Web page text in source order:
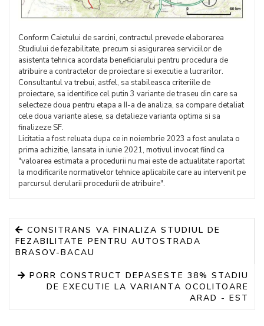
Conform Caietului de sarcini, contractul prevede elaborarea
Studiului de fezabilitate, precum si asigurarea serviciilor de
asistenta tehnica acordata beneficiarului pentru procedura de
atribuire a contractelor de proiectare si executie a lucrarilor.
Consultantul va trebui, astfel, sa stabileasca criteriile de
proiectare, sa identifice cel putin 3 variante de traseu din care sa
selecteze doua pentru etapa a II-a de analiza, sa compare detaliat
cele doua variante alese, sa detalieze varianta optima si sa
finalizeze SF.
Licitatia a fost reluata dupa ce in noiembrie 2023 a fost anulata o
prima achizitie, lansata in iunie 2021, motivul invocat fiind ca
"valoarea estimata a procedurii nu mai este de actualitate raportat
la modificarile normativelor tehnice aplicabile care au intervenit pe
parcursul derularii procedurii de atribuire".
CONSITRANS VA FINALIZA STUDIUL DE
FEZABILITATE PENTRU AUTOSTRADA
BRASOV-BACAU
PORR CONSTRUCT DEPASESTE 38% STADIU
DE EXECUTIE LA VARIANTA OCOLITOARE
ARAD - EST